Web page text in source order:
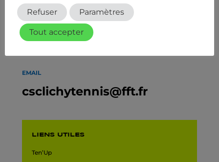
TÉLÉPHONE
01 47 31 87 64
EMAIL
csclichytennis@fft.fr
LIENS UTILES
Ten’Up
Refuser Paramètres
Tout accepter